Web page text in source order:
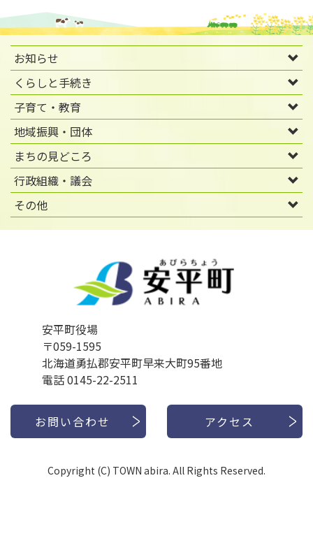
お知らせ
くらしと手続き
子育て・教育
地域振興・団体
まちの見どころ
行政組織・議会
その他
安平町役場
〒059-1595
北海道勇払郡安平町早来大町95番地
電話 0145-22-2511
お問い合わせ アクセス
Copyright (C) TOWN abira. All Rights Reserved.